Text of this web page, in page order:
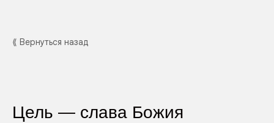
⟪ Вернуться назад
Цель — слава Божия